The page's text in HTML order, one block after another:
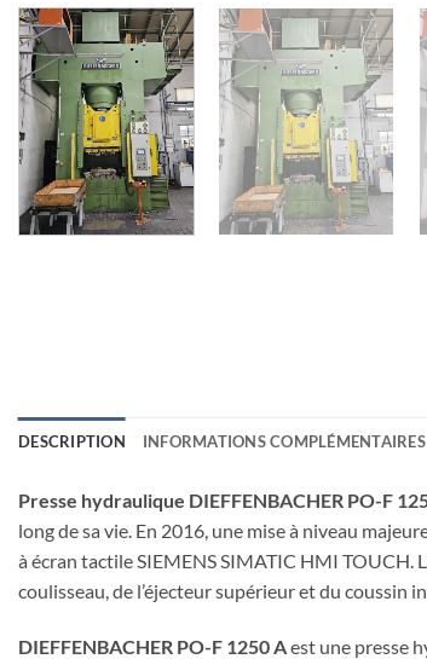
DESCRIPTION INFORMATIONS COMPLÉMENTAIRES
Presse hydraulique DIEFFENBACHER PO-F
long de sa vie. En 2016, une mise à niveau
à écran tactile SIEMENS SIMATIC HMI TOUCH.
coulisseau, de l’éjecteur supérieur et du coussin
DIEFFENBACHER PO-F 1250 Aest une presse